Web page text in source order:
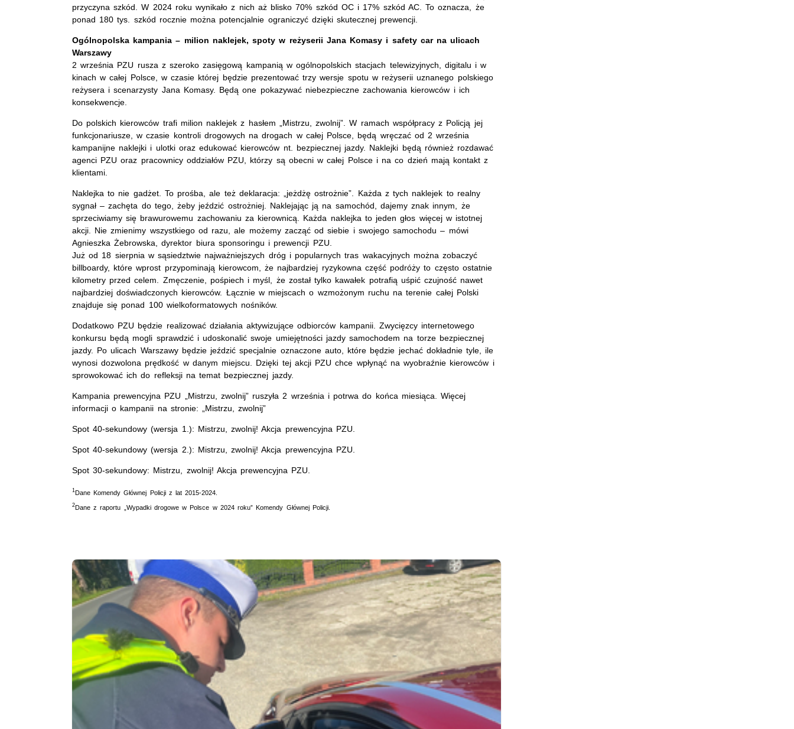
przyczyna szkód. W 2024 roku wynikało z nich aż blisko 70% szkód OC i 17% szkód AC. To oznacza, że
ponad 180 tys. szkód rocznie można potencjalnie ograniczyć dzięki skutecznej prewencji.
Ogólnopolska kampania – milion naklejek, spoty w reżyserii Jana Komasy i safety car na ulicach
Warszawy
2 września PZU rusza z szeroko zasięgową kampanią w ogólnopolskich stacjach telewizyjnych, digitalu i w
kinach w całej Polsce, w czasie której będzie prezentować trzy wersje spotu w reżyserii uznanego polskiego
reżysera i scenarzysty Jana Komasy. Będą one pokazywać niebezpieczne zachowania kierowców i ich
konsekwencje.
Do polskich kierowców trafi milion naklejek z hasłem „Mistrzu, zwolnij”. W ramach współpracy z Policją jej
funkcjonariusze, w czasie kontroli drogowych na drogach w całej Polsce, będą wręczać od 2 września
kampanijne naklejki i ulotki oraz edukować kierowców nt. bezpiecznej jazdy. Naklejki będą również rozdawać
agenci PZU oraz pracownicy oddziałów PZU, którzy są obecni w całej Polsce i na co dzień mają kontakt z
klientami.
Naklejka to nie gadżet. To prośba, ale też deklaracja: „jeżdżę ostrożnie”. Każda z tych naklejek to realny
sygnał – zachęta do tego, żeby jeździć ostrożniej. Naklejając ją na samochód, dajemy znak innym, że
sprzeciwiamy się brawurowemu zachowaniu za kierownicą. Każda naklejka to jeden głos więcej w istotnej
akcji. Nie zmienimy wszystkiego od razu, ale możemy zacząć od siebie i swojego samochodu – mówi
Agnieszka Żebrowska, dyrektor biura sponsoringu i prewencji PZU.
Już od 18 sierpnia w sąsiedztwie najważniejszych dróg i popularnych tras wakacyjnych można zobaczyć
billboardy, które wprost przypominają kierowcom, że najbardziej ryzykowna część podróży to często ostatnie
kilometry przed celem. Zmęczenie, pośpiech i myśl, że został tylko kawałek potrafią uśpić czujność nawet
najbardziej doświadczonych kierowców. Łącznie w miejscach o wzmożonym ruchu na terenie całej Polski
znajduje się ponad 100 wielkoformatowych nośników.
Dodatkowo PZU będzie realizować działania aktywizujące odbiorców kampanii. Zwycięzcy internetowego
konkursu będą mogli sprawdzić i udoskonalić swoje umiejętności jazdy samochodem na torze bezpiecznej
jazdy. Po ulicach Warszawy będzie jeździć specjalnie oznaczone auto, które będzie jechać dokładnie tyle, ile
wynosi dozwolona prędkość w danym miejscu. Dzięki tej akcji PZU chce wpłynąć na wyobraźnie kierowców i
sprowokować ich do refleksji na temat bezpiecznej jazdy.
Kampania prewencyjna PZU „Mistrzu, zwolnij” ruszyła 2 września i potrwa do końca miesiąca. Więcej
informacji o kampanii na stronie: „Mistrzu, zwolnij”
Spot 40-sekundowy (wersja 1.): Mistrzu, zwolnij! Akcja prewencyjna PZU.
Spot 40-sekundowy (wersja 2.): Mistrzu, zwolnij! Akcja prewencyjna PZU.
Spot 30-sekundowy: Mistrzu, zwolnij! Akcja prewencyjna PZU.
1 Dane Komendy Głównej Policji z lat 2015-2024.
2Dane z raportu „Wypadki drogowe w Polsce w 2024 roku” Komendy Głównej Policji.